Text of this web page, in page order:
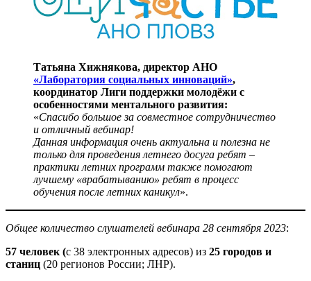
Татьяна Хижнякова, директор АНО
«Лаборатория социальных инноваций»,
координатор Лиги поддержки молодёжи с
особенностями ментального развития:
«Спасибо большое за совместное сотрудничество
и отличный вебинар!
Данная информация очень актуальна и полезна не
только для проведения летнего досуга ребят –
практики летних программ также помогают
лучшему «врабатыванию» ребят в процесс
обучения после летних каникул».
Общее количество слушателей вебинара 28 сентября 2023:
57 человек (с 38 электронных адресов) из 25 городов и
станиц (20 регионов России; ЛНР).